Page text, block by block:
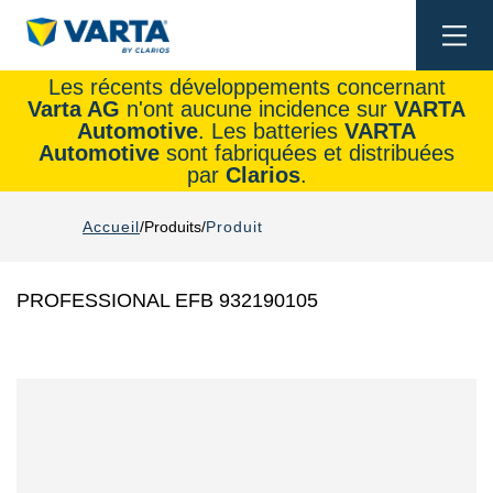
Les récents développements concernant
Varta AG n'ont aucune incidence sur VARTA
Automotive. Les batteries VARTA
Automotive sont fabriquées et distribuées
par Clarios.
Accueil Produits Produit
PROFESSIONAL EFB 932190105